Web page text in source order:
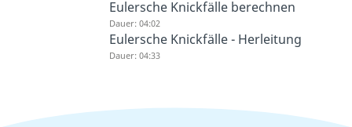
Eulersche Knickfälle berechnen
Dauer: 04:02
Eulersche Knickfälle - Herleitung
Dauer: 04:33